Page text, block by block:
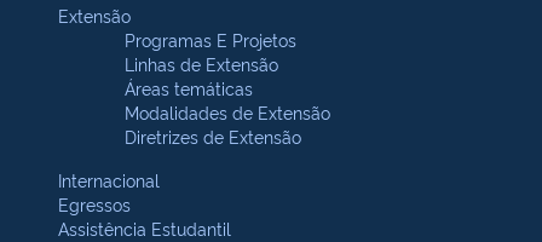
Extensão
Programas E Projetos
Linhas de Extensão
Áreas temáticas
Modalidades de Extensão
Diretrizes de Extensão
Internacional
Egressos
Assistência Estudantil